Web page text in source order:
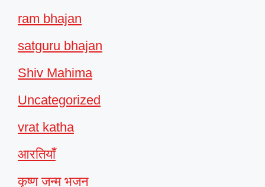
ram bhajan
satguru bhajan
Shiv Mahima
Uncategorized
vrat katha
आरतियाँ
कृष्ण जन्म भजन